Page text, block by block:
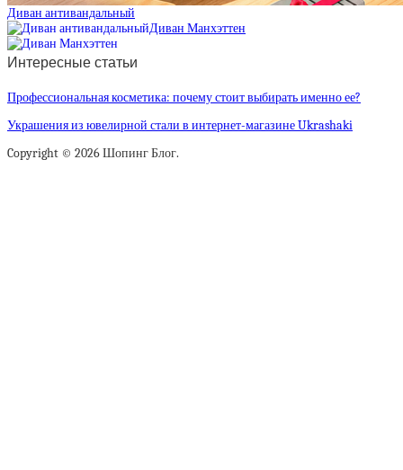
Диван антивандальный
Диван Манхэттен
Интересные статьи
Профессиональная косметика: почему стоит выбирать именно ее?
Украшения из ювелирной стали в интернет-магазине Ukrashaki
Copyright © 2026 Шопинг Блог.